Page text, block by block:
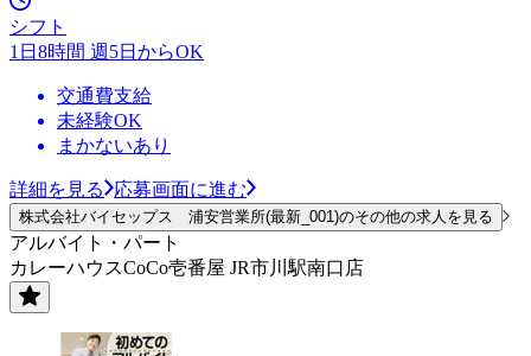
シフト
1日8時間 週5日からOK
交通費支給
未経験OK
まかないあり
詳細を見る 応募画面に進む
株式会社バイセップス 浦安営業所(最新_001)のその他の求人を見る
アルバイト・パート
カレーハウスCoCo壱番屋 JR市川駅南口店